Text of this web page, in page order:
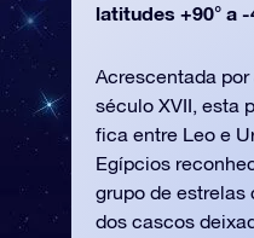
latitudes +90° a -
Acrescentada
século XVII, esta
fica entre Leo e
Egípcios
grupo de estrelas
dos cascos